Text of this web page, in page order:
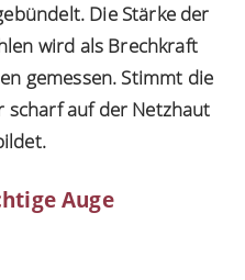
Die Stärke der
wird als Brechkraft
gemessen. Stimmt die
scharf auf der Netzhaut
Auge